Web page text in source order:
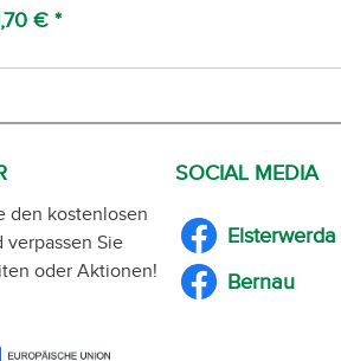
€ *
den kostenlosen
Sie
oder Aktionen!
SOCIAL MEDIA
Elsterwerda
Bernau